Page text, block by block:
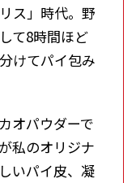
ス」時代。野
て8時間ほど
けてパイ包み
オパウダーで
私のオリジナ
いパイ皮、凝